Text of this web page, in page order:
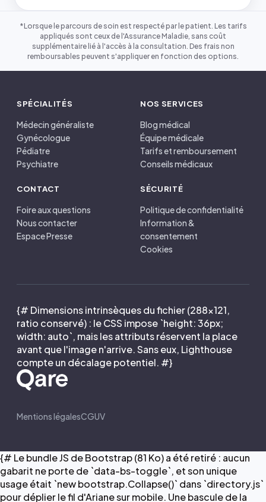
*Lorsque le parcours de soin est respecté par le patient. Les tarifs
appliqués sont ceux de l'Assurance Maladie, sans coût
supplémentaire lié à l'accès à la consultation. Des frais non
remboursables peuvent s'appliquer en fonction des options.
SPÉCIALITÉS
Médecin généraliste
Gynécologue
Pédiatre
Psychiatre
NOS SERVICES
Blog médical
Équipe médicale
Tarifs et remboursement
Conseils médicaux
CONTACT
Foire aux questions
Nous contacter
Espace Presse
SÉCURITÉ
Politique de confidentialité
Information &
consentement
Cookies
{# Dimensions intrinsèques du fichier (288×121,
ratio conservé) : le CSS impose `height: 36px;
width: auto`, mais les attributs réservent la place
avant que l'image n'arrive. Sans eux, Lighthouse
compte un décalage potentiel. #}
Mentions légalesCGUV
{# Le bundle JS de Bootstrap (81 Ko) a été retiré : aucun
gabarit ne porte de `data-bs-toggle`, et son unique
usage était `new bootstrap.Collapse()` dans `directory.js`
pour déplier le fil d'Ariane sur mobile. Une bascule de la